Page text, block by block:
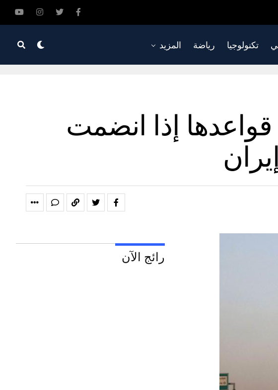
تكنولوجيا رياضة المزيد
قواعدها إذا انضمت
رائج الآن